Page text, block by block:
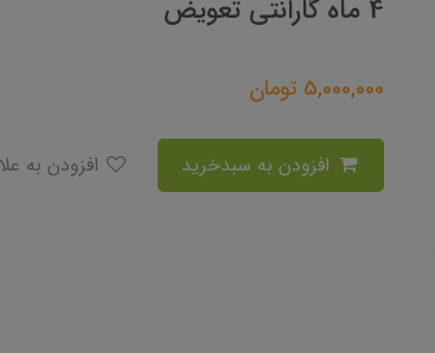
4 ماه گارانتی تعویض
5,000,000 تومان